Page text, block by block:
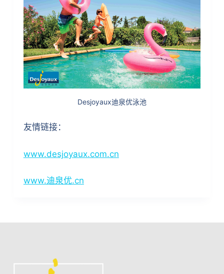
Desjoyaux迪泉优泳池
友情链接：
www.desjoyaux.com.cn
www.迪泉优.cn